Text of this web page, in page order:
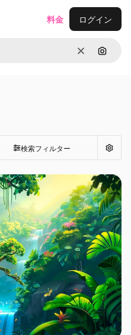
消去 画像で
料金 ログイン
検索フィルター